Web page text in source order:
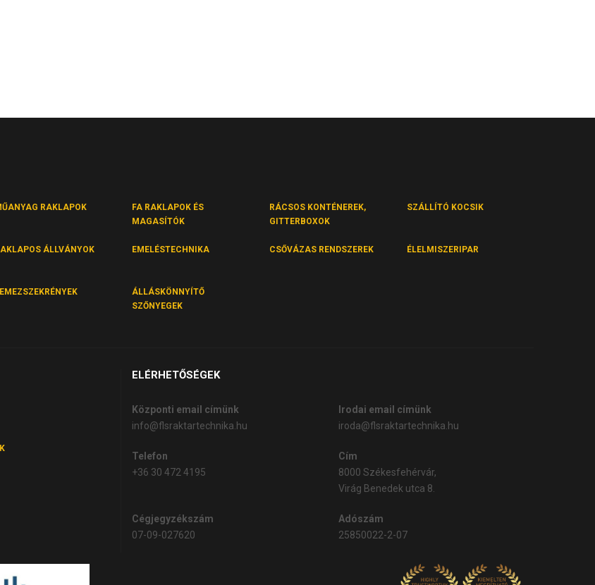
RAKLAPOK
FA RAKLAPOK ÉS
MAGASÍTÓK
RÁCSOS KONTÉNEREK,
GITTERBOXOK
SZÁLLÍTÓ KOCSIK
ÁLLVÁNYOK EMELÉSTECHNIKA CSŐVÁZAS RENDSZEREK ÉLELMISZERIPAR
ÁLLÁSKÖNNYÍTŐ
SZŐNYEGEK
ELÉRHETŐSÉGEK
Központi email címünk
info@flsraktartechnika.hu
Irodai email címünk
iroda@flsraktartechnika.hu
Telefon
+36 30 472 4195
Cím
8000 Székesfehérvár,
Virág Benedek utca 8.
Cégjegyzékszám
07-09-027620
Adószám
25850022-2-07